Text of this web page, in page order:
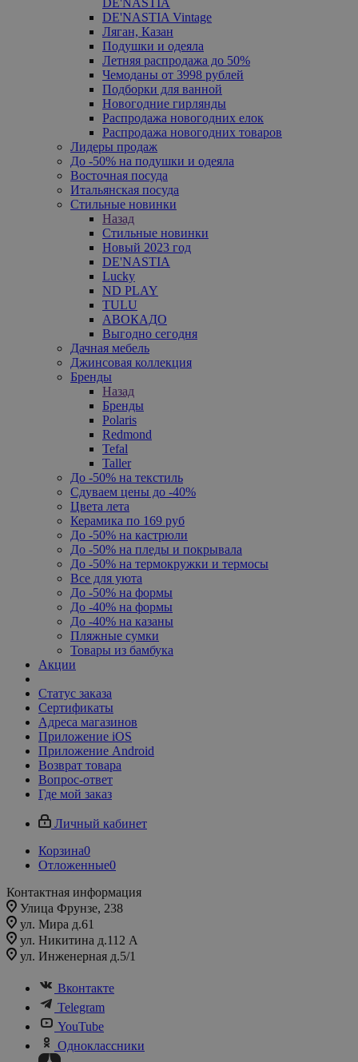
DE'NASTIA Vintage
Ляган, Казан
Подушки и одеяла
Летняя распродажа до 50%
Чемоданы от 3998 рублей
Подборки для ванной
Новогодние гирлянды
Распродажа новогодних елок
Распродажа новогодних товаров
Лидеры продаж
До -50% на подушки и одеяла
Восточная посуда
Итальянская посуда
Стильные новинки
Назад
Стильные новинки
Новый 2023 год
DE'NASTIA
Lucky
ND PLAY
TULU
АВОКАДО
Выгодно сегодня
Дачная мебель
Джинсовая коллекция
Бренды
Назад
Бренды
Polaris
Redmond
Tefal
Taller
До -50% на текстиль
Сдуваем цены до -40%
Цвета лета
Керамика по 169 руб
До -50% на кастрюли
До -50% на пледы и покрывала
До -50% на термокружки и термосы
Все для уюта
До -50% на формы
До -40% на формы
До -40% на казаны
Пляжные сумки
Товары из бамбука
Акции
Статус заказа
Сертификаты
Адреса магазинов
Приложение iOS
Приложение Android
Возврат товара
Вопрос-ответ
Где мой заказ
Личный кабинет
Корзина0
Отложенные0
Контактная информация
Улица Фрунзе, 238​
ул. Мира д.61
ул. Никитина д.112 А
ул. Инженерная д.5/1
Вконтакте
Telegram
YouTube
Одноклассники